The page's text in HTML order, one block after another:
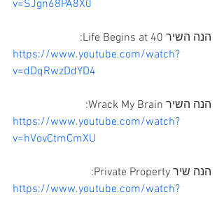
v=SJgn68PA8X0
הנה השיר Life Begins at 40:
https://www.youtube.com/watch?
v=dDqRwzDdYD4
הנה השיר Wrack My Brain:
https://www.youtube.com/watch?
v=hVovCtmCmXU
הנה שיר Private Property:
https://www.youtube.com/watch?